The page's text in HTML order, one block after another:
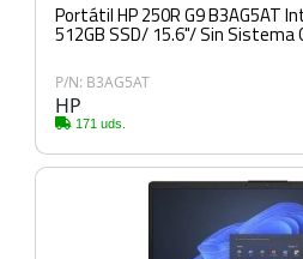
Portátil HP 250R G9 B3AG5AT
512GB SSD/ 15.6"/ Sin Sistema
P/N: B3AG5AT
HP
171 uds.